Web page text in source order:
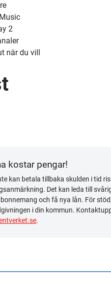
2
när du vill
kostar pengar!
kan betala tillbaka skulden i tid
Det kan leda till
och få nya lån. För
i din kommun.
.